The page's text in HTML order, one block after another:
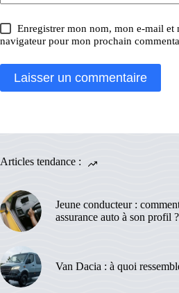
Enregistrer mon nom, mon e-mail et
navigateur pour mon prochain
Laisser un commentaire
Articles tendance :
Jeune conducteur :
assurance auto à son profil ?
Van Dacia : à quoi